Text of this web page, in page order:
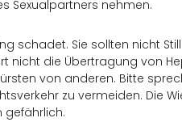
Sexualpartners nehmen.
schadet. Sie sollten nicht
nicht die Übertragung von
von anderen. Bitte
zu vermeiden. Die
gefährlich.